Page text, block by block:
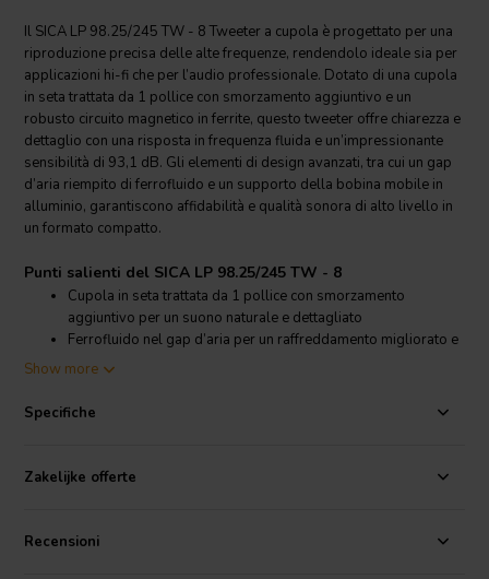
Il SICA LP 98.25/245 TW - 8 Tweeter a cupola è progettato per una
riproduzione precisa delle alte frequenze, rendendolo ideale sia per
applicazioni hi-fi che per l’audio professionale. Dotato di una cupola
in seta trattata da 1 pollice con smorzamento aggiuntivo e un
robusto circuito magnetico in ferrite, questo tweeter offre chiarezza e
dettaglio con una risposta in frequenza fluida e un’impressionante
sensibilità di 93,1 dB. Gli elementi di design avanzati, tra cui un gap
d’aria riempito di ferrofluido e un supporto della bobina mobile in
alluminio, garantiscono affidabilità e qualità sonora di alto livello in
un formato compatto.
Punti salienti del SICA LP 98.25/245 TW - 8
Cupola in seta trattata da 1 pollice con smorzamento
aggiuntivo per un suono naturale e dettagliato
Ferrofluido nel gap d’aria per un raffreddamento migliorato e
una maggiore gestione della potenza
efficiente
Show more
Specifiche
Zakelijke offerte
Recensioni